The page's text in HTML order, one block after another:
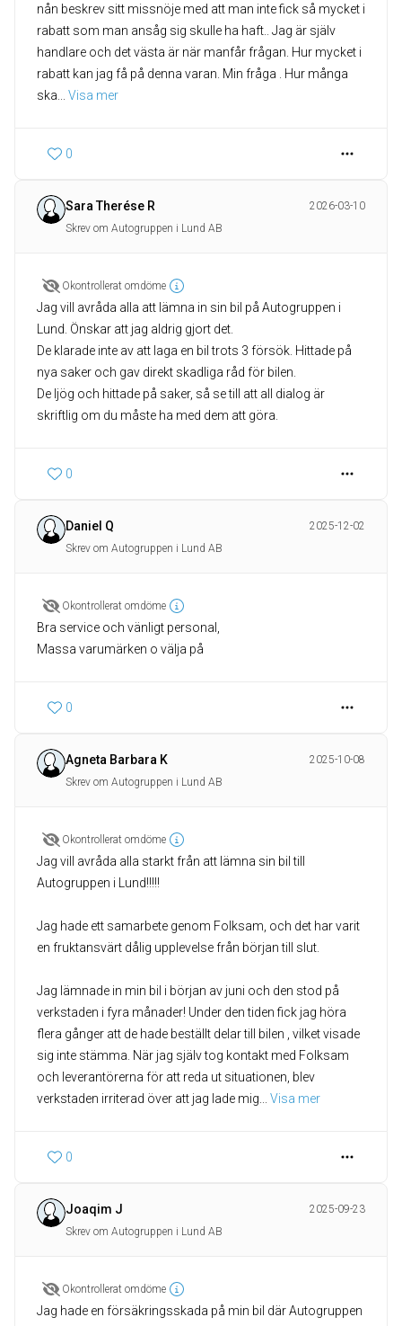
nån beskrev sitt missnöje med att man inte fick så mycket i
rabatt som man ansåg sig skulle ha haft.. Jag är själv
handlare och det västa är när manfår frågan. Hur mycket i
rabatt kan jag få på denna varan. Min fråga . Hur många
ska
Visa mer
0
Sara Therése R
2026-03-10
Skrev om Autogruppen i Lund AB
Okontrollerat omdöme
Jag vill avråda alla att lämna in sin bil på Autogruppen i
Lund. Önskar att jag aldrig gjort det.
De klarade inte av att laga en bil trots 3 försök. Hittade på
nya saker och gav direkt skadliga råd för bilen.
De ljög och hittade på saker, så se till att all dialog är
skriftlig om du måste ha med dem att göra.
0
Daniel Q
2025-12-02
Skrev om Autogruppen i Lund AB
Okontrollerat omdöme
Bra service och vänligt personal,
Massa varumärken o välja på
0
Agneta Barbara K
2025-10-08
Skrev om Autogruppen i Lund AB
Okontrollerat omdöme
Jag vill avråda alla starkt från att lämna sin bil till
Autogruppen i Lund!!!!!
Jag hade ett samarbete genom Folksam, och det har varit
en fruktansvärt dålig upplevelse från början till slut.
Jag lämnade in min bil i början av juni och den stod på
verkstaden i fyra månader! Under den tiden fick jag höra
flera gånger att de hade beställt delar till bilen , vilket visade
sig inte stämma. När jag själv tog kontakt med Folksam
och leverantörerna för att reda ut situationen, blev
verkstaden irriterad över att jag lade mig
Visa mer
0
Joaqim J
2025-09-23
Skrev om Autogruppen i Lund AB
Okontrollerat omdöme
Jag hade en försäkringsskada på min bil där Autogruppen